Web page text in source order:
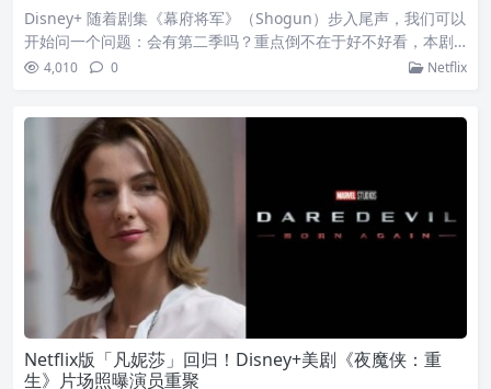
Disney+ 随着剧集《幕府将军》（Shogun）步入尾声，我们可以
开始问一个问题：会有第二季吗？重点倒不在于好不好看，本剧
目前获得广泛性的讚誉已说明一切；而是，考量到本剧会将 1975
Aika Miyake 接受访谈，聊到他们在剪辑室里如何建构本剧的故
事线，以及
4,010 0 Netflix
Netflix版「凡妮莎」回归！Disney+美剧《夜魔侠：重
生》片场照曝演员重聚